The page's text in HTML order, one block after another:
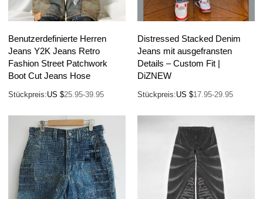
Benutzerdefinierte Herren
Jeans Y2K Jeans Retro
Fashion Street Patchwork
Boot Cut Jeans Hose
Stückpreis:US $25.95-39.95
Distressed Stacked Denim
Jeans mit ausgefransten
Details – Custom Fit |
DiZNEW
Stückpreis:US $17.95-29.95